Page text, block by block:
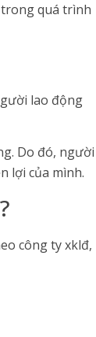
quá trình
lao động
Do đó, người
lợi của mình.
công ty xklđ,